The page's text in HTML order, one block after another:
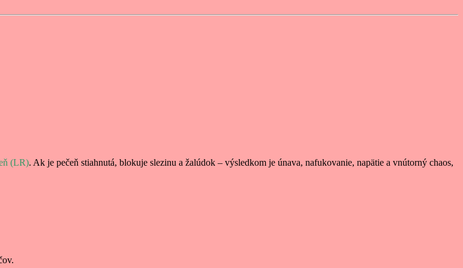
(LR). Ak je pečeň stiahnutá, blokuje slezinu a žalúdok – výsledkom je únava, nafukovanie, napätie a vnútorný chaos,